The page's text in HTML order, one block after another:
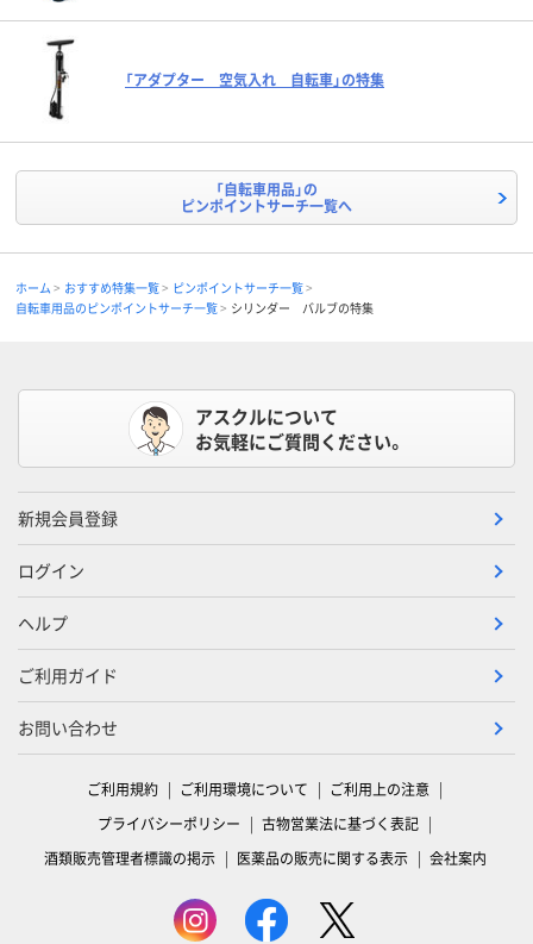
「アダプター 空気入れ 自転車」の特集
「自転車用品」の
ピンポイントサーチ一覧へ
ホーム おすすめ特集一覧
ピンポイントサーチ一覧
自転車用品のピンポイントサーチ一覧
シリンダー バルブの特集
アスクルについて
お気軽にご質問ください。
新規会員登録
ログイン
ヘルプ
ご利用ガイド
お問い合わせ
ご利用規約 ご利用環境について
ご利用上の注意
プライバシーポリシー
古物営業法に基づく表記
酒類販売管理者標識の掲示
医薬品の販売に関する表示 会社案内